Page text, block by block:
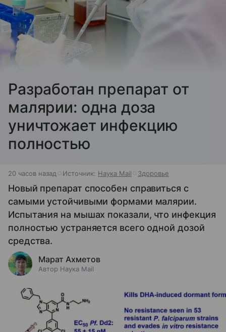
Разработан препарат от
малярии: одна доза
уничтожает инфекцию
полностью
20 часов назад Источник: Наука Mail Здоровье
Новый препарат способен справиться с
самыми устойчивыми формами малярии.
Испытания на мышах показали, что инфекция
полностью устраняется всего одной дозой
средства.
Марат Ахметов
Автор Наука Mail